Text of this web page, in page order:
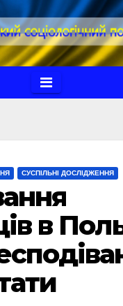
СУСПІЛЬНІ ДОСЛІДЖЕННЯ
в